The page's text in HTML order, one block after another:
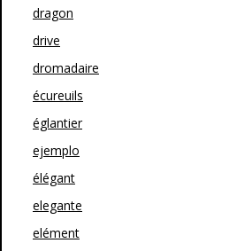
dragon
drive
dromadaire
écureuils
églantier
ejemplo
élégant
elegante
elément